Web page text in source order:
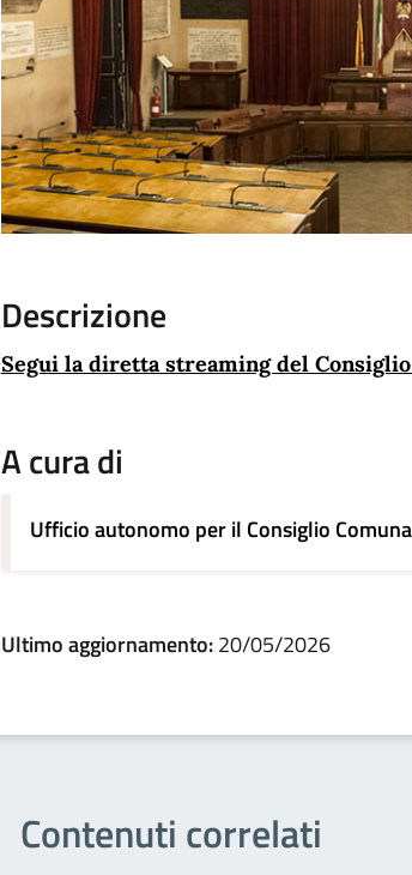
Descrizione
Segui la diretta streaming del
A cura di
Ufficio autonomo per il Consiglio
Ultimo aggiornamento:20/05/2026
Contenuti correlati